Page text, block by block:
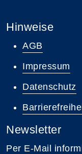
Hinweise
AGB
Impressum
Datenschutz
Newsletter
Per E-Mail